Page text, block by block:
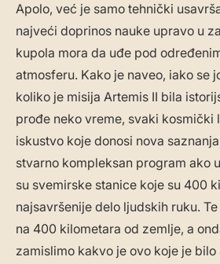
Apolo, već je samo tehnički
najveći doprinos nauke upravo u
kupola mora da uđe pod
atmosferu. Kako je naveo, iako se
koliko je misija Artemis II bila
prođe neko vreme, svaki kosmički
iskustvo koje donosi nova
stvarno kompleksan program ako
su svemirske stanice koje su 400
najsavršenije delo ljudskih ruku.
na 400 kilometara od zemlje, a
zamislimo kakvo je ovo koje je